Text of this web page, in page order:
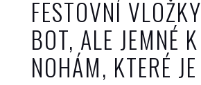
FESTOVNÍ
BOT, ALE JEMNÉ K
NOHÁM, KTERÉ